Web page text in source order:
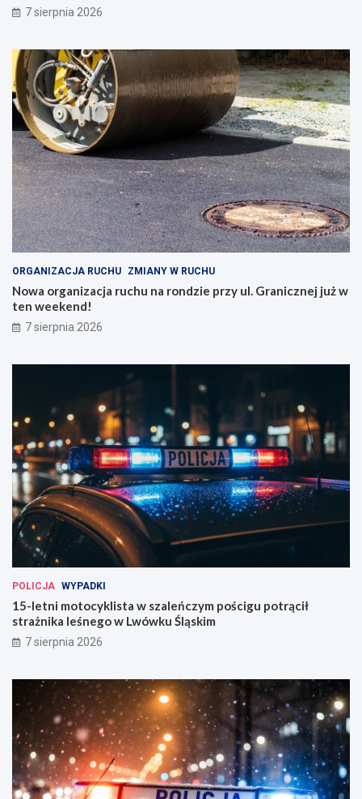
7 sierpnia 2026
ORGANIZACJA RUCHU ZMIANY W RUCHU
Nowa organizacja ruchu na rondzie przy ul. Granicznej już w
ten weekend!
7 sierpnia 2026
POLICJA WYPADKI
15-letni motocyklista w szaleńczym pościgu potrącił
strażnika leśnego w Lwówku Śląskim
7 sierpnia 2026